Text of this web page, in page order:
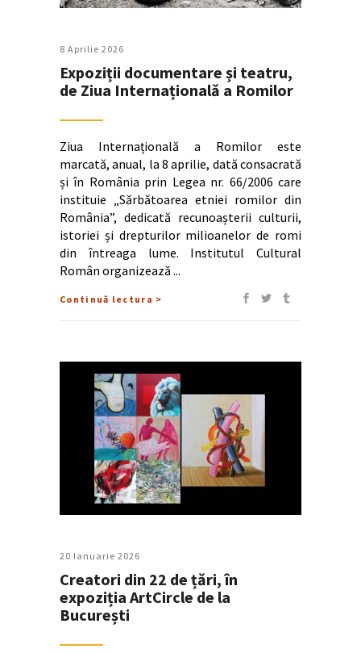
8 Aprilie 2026
Expoziții documentare și teatru,
de Ziua Internațională a Romilor
Ziua Internațională a Romilor este
marcată, anual, la 8 aprilie, dată consacrată
și în România prin Legea nr. 66/2006 care
instituie „Sărbătoarea etniei romilor din
România”, dedicată recunoașterii culturii,
istoriei și drepturilor milioanelor de romi
din întreaga lume. Institutul Cultural
Român organizează
Continuă lectura >
20 Ianuarie 2026
Creatori din 22 de țări, în
expoziția ArtCircle de la
București